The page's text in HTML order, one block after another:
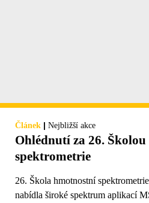
Článek | Nejbližší akce
Ohlédnutí za 26.
spektrometrie
26. Škola hmotnostní
nabídla široké spektrum aplikací